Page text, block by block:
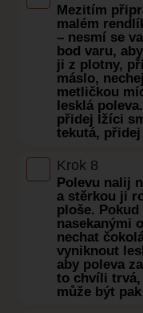
Mezitím
malém
– nesmí se
bod varu,
ji z plotny,
máslo,
metličkou
lesklá
přidej lžíci
tekutá,
Krok 8
Polevu nalij
a stěrkou ji
ploše.
nasekanými
nechat
vyniknout
aby poleva
to chvíli
může být